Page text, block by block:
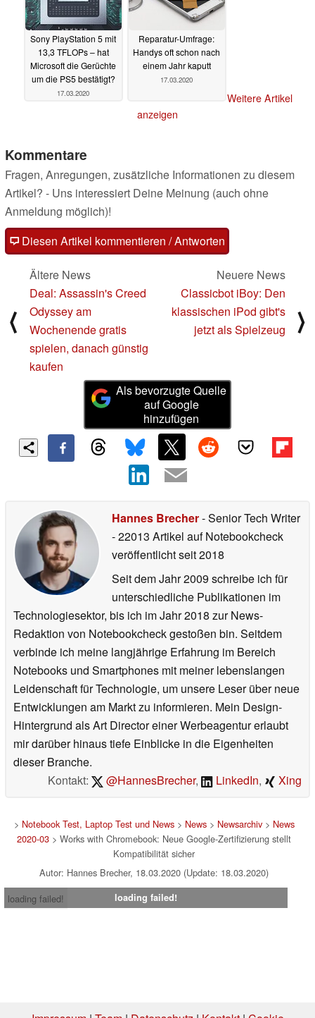
Sony PlayStation 5 mit
13,3 TFLOPs – hat
Microsoft die Gerüchte
um die PS5 bestätigt?
17.03.2020
Reparatur-Umfrage:
Handys oft schon nach
einem Jahr kaputt
17.03.2020
Weitere Artikel
anzeigen
Kommentare
Fragen, Anregungen, zusätzliche Informationen zu diesem
Artikel? - Uns interessiert Deine Meinung (auch ohne
Anmeldung möglich)!
Diesen Artikel kommentieren / Antworten
⟨
Ältere News
Deal: Assassin's Creed
Odyssey am
Wochenende gratis
spielen, danach günstig
kaufen
Neuere News
Classicbot iBoy: Den
klassischen iPod gibt's
jetzt als Spielzeug
⟩
Als bevorzugte Quelle
auf Google
hinzufügen
Hannes Brecher- Senior Tech Writer
- 22013 Artikel auf Notebookcheck
veröffentlichtseit 2018
Seit dem Jahr 2009 schreibe ich für
unterschiedliche Publikationen im
Technologiesektor, bis ich im Jahr 2018 zur News-
Redaktion von Notebookcheck gestoßen bin. Seitdem
verbinde ich meine langjährige Erfahrung im Bereich
Notebooks und Smartphones mit meiner lebenslangen
Leidenschaft für Technologie, um unsere Leser über neue
Entwicklungen am Markt zu informieren. Mein Design-
Hintergrund als Art Director einer Werbeagentur erlaubt
mir darüber hinaus tiefe Einblicke in die Eigenheiten
dieser Branche.
Kontakt:
@HannesBrecher, LinkedIn, Xing
> Notebook Test, Laptop Test und News> News> Newsarchiv> News
2020-03 > Works with Chromebook: Neue Google-Zertifizierung stellt
Kompatibilität sicher
Autor: Hannes Brecher, 18.03.2020 (Update: 18.03.2020)
loading failed!
loading failed!